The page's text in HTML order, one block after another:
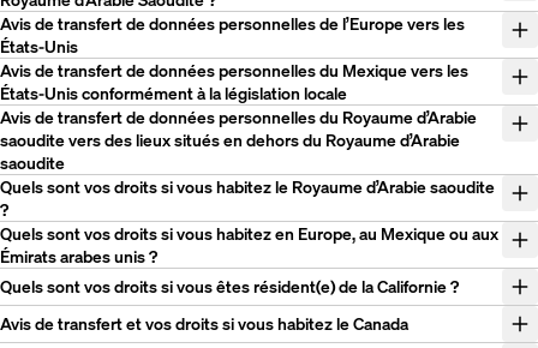
Avis de transfert de données personnelles de l’Europe vers les
États-Unis
Avis de transfert de données personnelles du Mexique vers les
États-Unis conformément à la législation locale
Avis de transfert de données personnelles du Royaume d’Arabie
saoudite vers des lieux situés en dehors du Royaume d’Arabie
saoudite
Quels sont vos droits si vous habitez le Royaume d’Arabie saoudite
?
Quels sont vos droits si vous habitez en Europe, au Mexique ou aux
Émirats arabes unis ?
Quels sont vos droits si vous êtes résident(e) de la Californie ?
Avis de transfert et vos droits si vous habitez le Canada